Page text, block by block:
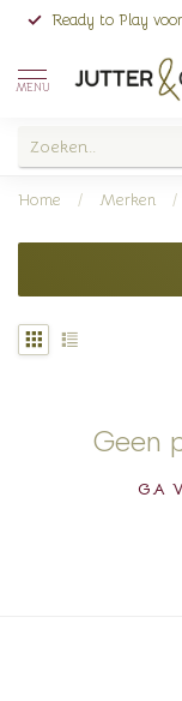
Ready to Play
MENU
Home / Merken /
Geen
GA